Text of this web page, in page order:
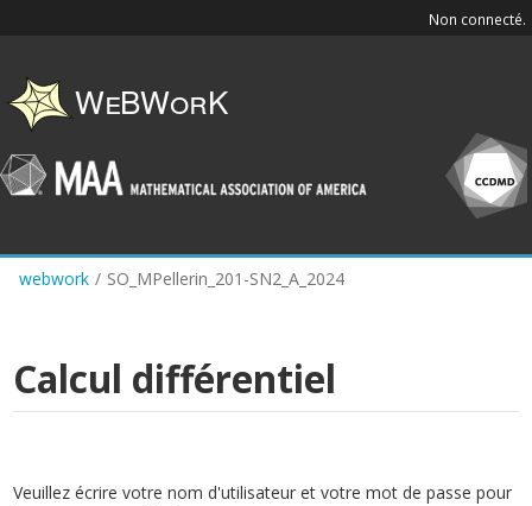
content
Non connecté.
webwork / SO_MPellerin_201-SN2_A_2024
Calcul différentiel
Veuillez écrire votre nom d'utilisateur et votre mot de passe pour